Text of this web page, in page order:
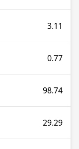
3.11
0.77
98.74
29.29